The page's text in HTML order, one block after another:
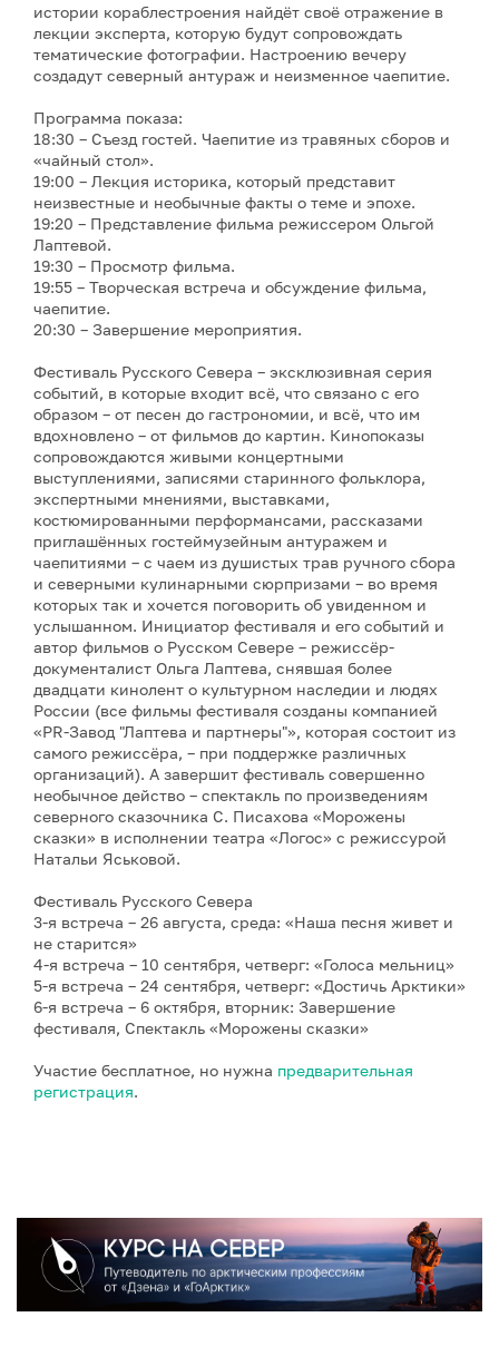
истории кораблестроения найдёт своё отражение в
лекции эксперта, которую будут сопровождать
тематические фотографии. Настроению вечеру
создадут северный антураж и неизменное чаепитие.
Программа показа:
18:30 – Съезд гостей. Чаепитие из травяных сборов и
«чайный стол».
19:00 – Лекция историка, который представит
неизвестные и необычные факты о теме и эпохе.
19:20 – Представление фильма режиссером Ольгой
Лаптевой.
19:30 – Просмотр фильма.
19:55 – Творческая встреча и обсуждение фильма,
чаепитие.
20:30 – Завершение мероприятия.
Фестиваль Русского Севера – эксклюзивная серия
событий, в которые входит всё, что связано с его
образом – от песен до гастрономии, и всё, что им
вдохновлено – от фильмов до картин. Кинопоказы
сопровождаются живыми концертными
выступлениями, записями старинного фольклора,
экспертными мнениями, выставками,
костюмированными перформансами, рассказами
приглашённых гостеймузейным антуражем и
чаепитиями – с чаем из душистых трав ручного сбора
и северными кулинарными сюрпризами – во время
которых так и хочется поговорить об увиденном и
услышанном. Инициатор фестиваля и его событий и
автор фильмов о Русском Севере – режиссёр-
документалист Ольга Лаптева, снявшая более
двадцати кинолент о культурном наследии и людях
России (все фильмы фестиваля созданы компанией
«PR-Завод "Лаптева и партнеры"», которая состоит из
самого режиссёра, – при поддержке различных
организаций). А завершит фестиваль совершенно
необычное действо – спектакль по произведениям
северного сказочника С. Писахова «Морожены
сказки» в исполнении театра «Логос» с режиссурой
Натальи Яськовой.
Фестиваль Русского Севера
3-я встреча – 26 августа, среда: «Наша песня живет и
не старится»
4-я встреча – 10 сентября, четверг: «Голоса мельниц»
5-я встреча – 24 сентября, четверг: «Достичь Арктики»
6-я встреча – 6 октября, вторник: Завершение
фестиваля, Спектакль «Морожены сказки»
Участие бесплатное, но нужна предварительная
регистрация.